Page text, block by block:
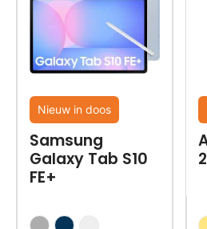
Nieuw in doos
Samsung
Galaxy Tab S10
FE+